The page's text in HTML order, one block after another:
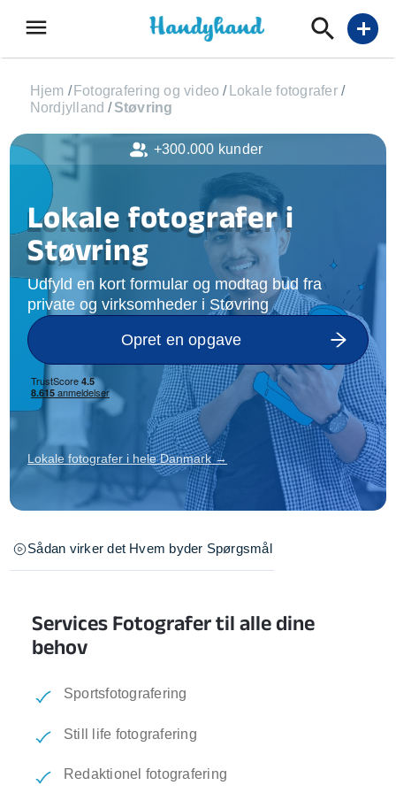
menu add
Hjem / Fotografering og video / Lokale fotografer /
Nordjylland /Støvring
Lokale fotografer i
Støvring
Udfyld en kort formular og modtag bud fra
private og virksomheder i Støvring
Opret en opgave
Lokale fotografer i hele Danmark →
Sådan virker det Hvem byder Spørgsmål
Services Fotografer til alle dine
behov
Sportsfotografering
Still life fotografering
Redaktionel fotografering
+300.000 kunder